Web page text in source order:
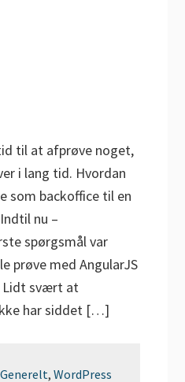
til at afprøve noget,
i lang tid. Hvordan
som backoffice til en
nu –
spørgsmål var
prøve med AngularJS
Lidt svært at
har siddet […]
Generelt,WordPress